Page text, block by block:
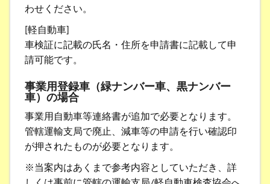
わせください。
[軽自動車]
車検証に記載の氏名・住所を申請書に記載して申
請可能です。
事業用登録車（緑ナンバー車、黒ナンバー
車）の場合
事業用自動車等連絡書が追加で必要となります。
管轄運輸支局で廃止、減車等の申請を行い確認印
が押されたものが必要となります。
※当案内はあくまで参考内容としていただき、詳